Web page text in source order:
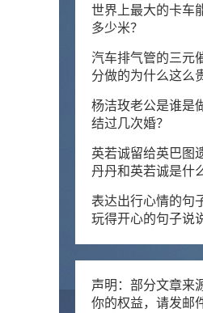
世界上最大的卡车
多少米？
汽车排气管的三元
分做的为什么这么
杨洁玫老公是谁是
结过几次婚？
英若诚留给英巴图
丹丹和英若诚是什
表达出行心情的句
玩得开心的句子说
声明：部分文章来
你的权益，请发邮